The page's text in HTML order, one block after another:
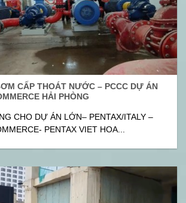
CẤP THOÁT NƯỚC – PCCC DỰ ÁN
HẢI PHÒNG
CHO DỰ ÁN LỚN– PENTAX/ITALY –
PENTAX VIET HOA...